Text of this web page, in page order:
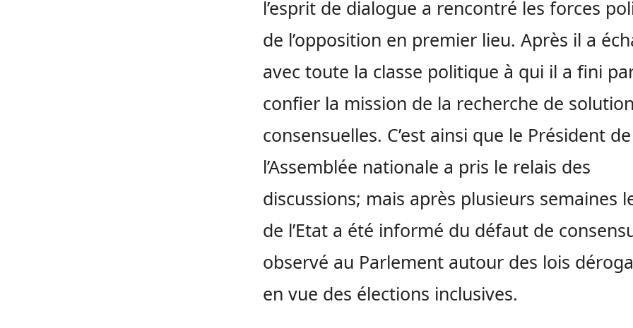
l’esprit de dialogue a rencontré les forces
de l’opposition en premier lieu. Après il a
avec toute la classe politique à qui il a fini
confier la mission de la recherche de
consensuelles. C’est ainsi que le Président de
l’Assemblée nationale a pris le relais des
discussions; mais après plusieurs semaines
de l’Etat a été informé du défaut de
observé au Parlement autour des lois
en vue des élections inclusives.